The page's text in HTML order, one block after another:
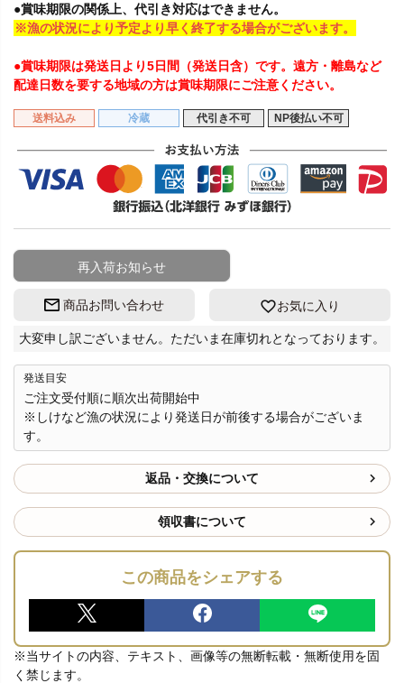
●賞味期限の関係上、代引き対応はできません。
※漁の状況により予定より早く終了する場合がございます。
●賞味期限は発送日より5日間（発送日含）です。遠方・離島など
配達日数を要する地域の方は賞味期限にご注意ください。
送料込み 冷蔵 代引き不可 NP後払い不可
再入荷お知らせ
商品お問い合わせ お気に入り
大変申し訳ございません。ただいま在庫切れとなっております。
発送目安
ご注文受付順に順次出荷開始中
※しけなど漁の状況により発送日が前後する場合がございま
す。
返品・交換について
領収書について
この商品をシェアする
※当サイトの内容、テキスト、画像等の無断転載・無断使用を固
く禁じます。